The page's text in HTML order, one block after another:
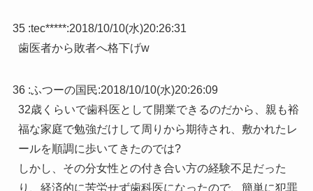
35 :tec*****:2018/10/10(水)20:26:31
歯医者から敗者へ格下げw
36 :ふつーの国民:2018/10/10(水)20:26:09
32歳くらいで歯科医として開業できるのだから、親も裕
福な家庭で勉強だけして周りから期待され、敷かれたレ
ールを順調に歩いてきたのでは?
しかし、その分女性との付き合い方の経験不足だった
り、経済的に苦労せず歯科医になったので、簡単に犯罪